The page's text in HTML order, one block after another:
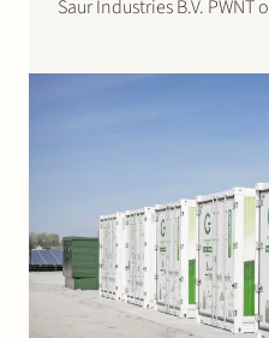
Saur Industries B.V. PWNT
oplossingen voor
De overname van PWNT